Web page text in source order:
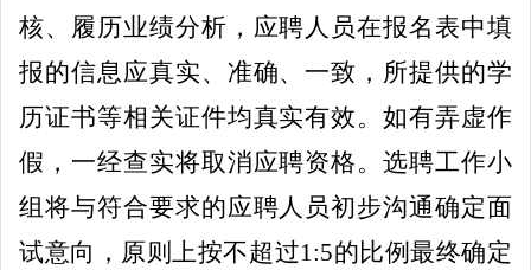
核、履历业绩分析 ， 应聘人 员在报名表中填
报的信息应真实、准确、一致 ， 所提供的学
历证书等相关证件均真实有效。如有弄虚作
假， 一经查实将取消应聘资格。选聘工作小
组将与符合要求的应聘人员初步沟通确定面
试意向，原则上按不超过1:5的比例最终确定